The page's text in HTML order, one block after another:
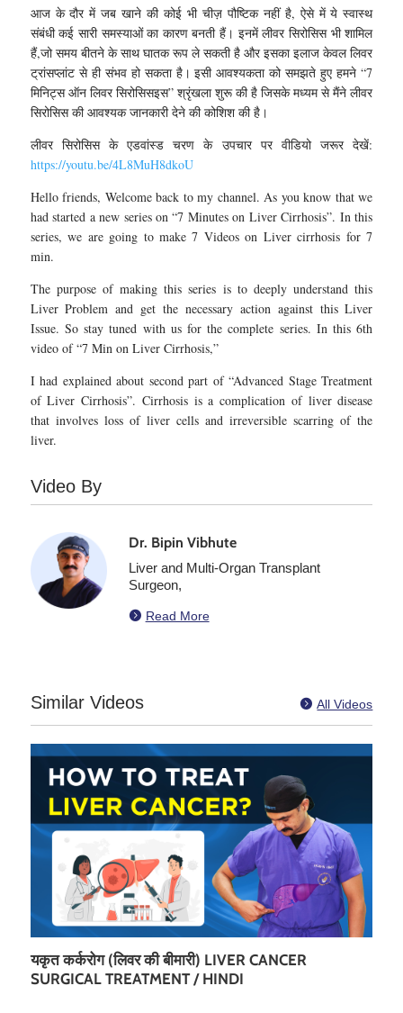
आज के दौर में जब खाने की कोई भी चीज़ पौष्टिक नहीं है, ऐसे में ये स्वास्थ
संबंधी कई सारी समस्याओं का कारण बनती हैं। इनमें लीवर सिरोसिस भी शामिल
हैं,जो समय बीतने के साथ घातक रूप ले सकती है और इसका इलाज केवल लिवर
ट्रांसप्लांट से ही संभव हो सकता है। इसी आवश्यकता को समझते हुए हमने “7
मिनिट्स ऑन लिवर सिरोसिसइस” श्रृंखला शुरू की है जिसके मध्यम से मैंने लीवर
सिरोसिस की आवश्यक जानकारी देने की कोशिश की है।
लीवर सिरोसिस के एडवांस्ड चरण के उपचार पर वीडियो जरूर देखें:
https://youtu.be/4L8MuH8dkoU
Hello friends, Welcome back to my channel. As you know that we
had started a new series on “7 Minutes on Liver Cirrhosis”. In this
series, we are going to make 7 Videos on Liver cirrhosis for 7
min.
The purpose of making this series is to deeply understand this
Liver Problem and get the necessary action against this Liver
Issue. So stay tuned with us for the complete series. In this 6th
video of “7 Min on Liver Cirrhosis,”
I had explained about second part of “Advanced Stage Treatment
of Liver Cirrhosis”. Cirrhosis is a complication of liver disease
that involves loss of liver cells and irreversible scarring of the
liver.
Video By
Dr. Bipin Vibhute
Liver and Multi-Organ Transplant
Surgeon,
 Read More
Similar Videos  All Videos
यकृत कर्करोग (लिवर की बीमारी) LIVER CANCER
SURGICAL TREATMENT / HINDI